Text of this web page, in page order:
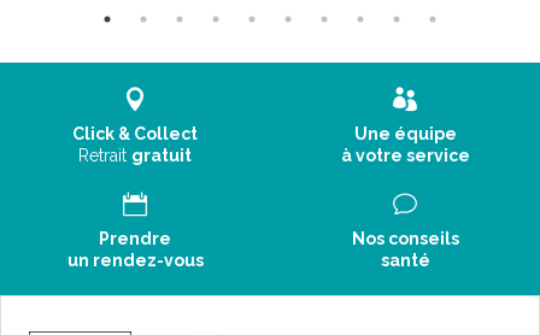
Click & Collect
Retrait gratuit
Une équipe
à votre service
Prendre
un rendez-vous
Nos conseils
santé